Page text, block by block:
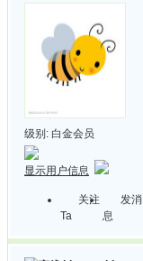
级别: 白金会员
显示用户信息
关注
Ta
发消
息